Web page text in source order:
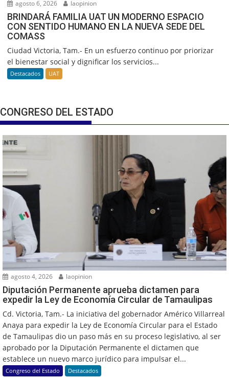
agosto 6, 2026 laopinion
BRINDARÁ FAMILIA UAT UN MODERNO ESPACIO
CON SENTIDO HUMANO EN LA NUEVA SEDE DEL
COMASS
Ciudad Victoria, Tam.- En un esfuerzo continuo por priorizar
el bienestar social y dignificar los servicios...
Destacados UAT
CONGRESO DEL ESTADO
agosto 4, 2026 laopinion
Diputación Permanente aprueba dictamen para
expedir la Ley de Economía Circular de Tamaulipas
Cd. Victoria, Tam.- La iniciativa del gobernador Américo Villarreal
Anaya para expedir la Ley de Economía Circular para el Estado
de Tamaulipas dio un paso más en su proceso legislativo, al ser
aprobado por la Diputación Permanente el dictamen que
establece un nuevo marco jurídico para impulsar el...
Congreso del Estado Destacados